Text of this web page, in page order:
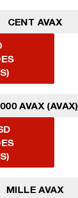
CENT AVAX
AVAX (AVAX)
MILLE AVAX